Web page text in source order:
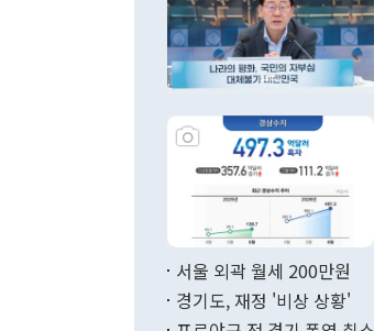
서울 외곽 월세 200만원
경기도, 재정 '비상 상황'